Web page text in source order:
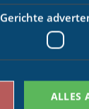
Gerichte
ALLES